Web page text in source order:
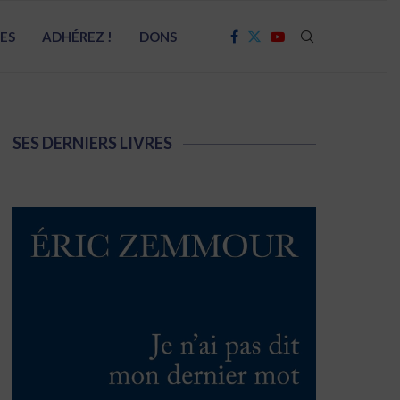
ADHÉREZ ! DONS
SES DERNIERS LIVRES